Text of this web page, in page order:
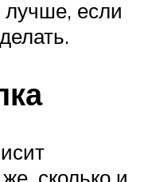
если
сколько и